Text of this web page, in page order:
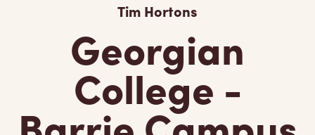
Tim Hortons
Georgian
College -